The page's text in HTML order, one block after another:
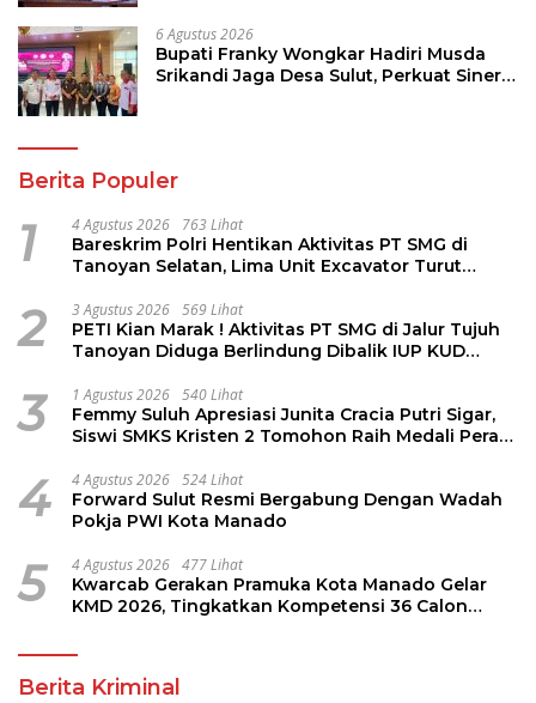
6 Agustus 2026
Bupati Franky Wongkar Hadiri Musda
Srikandi Jaga Desa Sulut, Perkuat Sinergi
Berita Populer
1 4 Agustus 2026 763 Lihat
Bareskrim Polri Hentikan Aktivitas PT SMG di
Tanoyan Selatan, Lima Unit Excavator Turut
2 3 Agustus 2026 569 Lihat
PETI Kian Marak ! Aktivitas PT SMG di Jalur Tujuh
Tanoyan Diduga Berlindung Dibalik IUP KUD
3 1 Agustus 2026 540 Lihat
Femmy Suluh Apresiasi Junita Cracia Putri Sigar,
Siswi SMKS Kristen 2 Tomohon Raih Medali Perak
4 4 Agustus 2026 524 Lihat
Forward Sulut Resmi Bergabung Dengan Wadah
Pokja PWI Kota Manado
5 4 Agustus 2026 477 Lihat
Kwarcab Gerakan Pramuka Kota Manado Gelar
KMD 2026, Tingkatkan Kompetensi 36 Calon
Berita Kriminal